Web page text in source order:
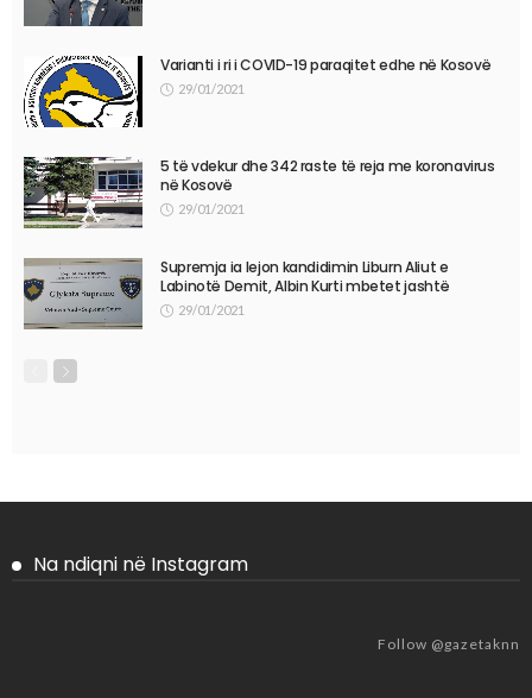
Varianti i ri i COVID-19 paraqitet edhe në Kosovë
29/01/2021
5 të vdekur dhe 342 raste të reja me koronavirus
në Kosovë
29/01/2021
Supremja ia lejon kandidimin Liburn Aliut e
Labinotë Demit, Albin Kurti mbetet jashtë
29/01/2021
Na ndiqni në Instagram
Follow @gazetaknn